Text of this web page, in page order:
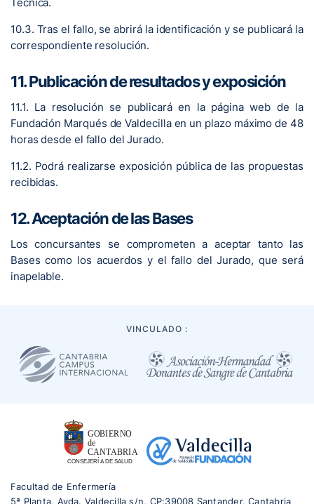
10.3. Tras el fallo, se abrirá la identificación y se publicará la
correspondiente resolución.
11. Publicación de resultados y exposición
11.1. La resolución se publicará en la página web de la
Fundación Marqués de Valdecilla en un plazo máximo de 48
horas desde el fallo del Jurado.
11.2. Podrá realizarse exposición pública de las propuestas
recibidas.
12. Aceptación de las Bases
Los concursantes se comprometen a aceptar tanto las
Bases como los acuerdos y el fallo del Jurado, que será
inapelable.
VINCULADO :
Facultad de Enfermería
5ª Planta, Avda. Valdecilla s/n, CP:39008 Santander, Cantabria